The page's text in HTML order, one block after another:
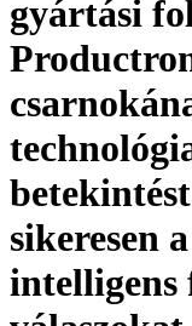
gyártási
sikeresen